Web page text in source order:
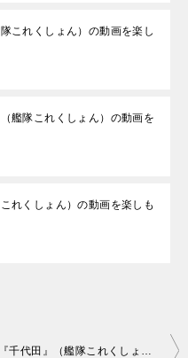
これくしょん）の動画を楽し
艦隊これくしょん）の動画を
れくしょん）の動画を楽しも